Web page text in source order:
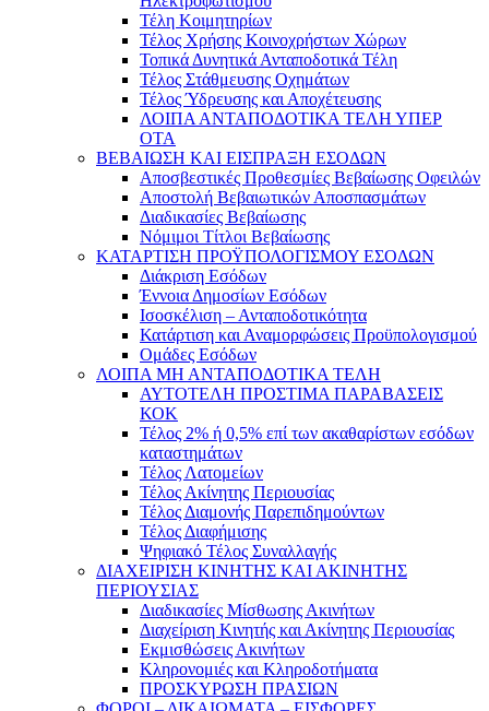
Τέλη Κοιμητηρίων
Τέλος Χρήσης Κοινοχρήστων Χώρων
Τοπικά Δυνητικά Ανταποδοτικά Τέλη
Τέλος Στάθμευσης Οχημάτων
Τέλος Ύδρευσης και Αποχέτευσης
ΛΟΙΠΑ ΑΝΤΑΠΟΔΟΤΙΚΑ ΤΕΛΗ ΥΠΕΡ
ΟΤΑ
ΒΕΒΑΙΩΣΗ ΚΑΙ ΕΙΣΠΡΑΞΗ ΕΣΟΔΩΝ
Αποσβεστικές Προθεσμίες Βεβαίωσης Οφειλών
Αποστολή Βεβαιωτικών Αποσπασμάτων
Διαδικασίες Βεβαίωσης
Νόμιμοι Τίτλοι Βεβαίωσης
ΚΑΤΑΡΤΙΣΗ ΠΡΟΫΠΟΛΟΓΙΣΜΟΥ ΕΣΟΔΩΝ
Διάκριση Εσόδων
Έννοια Δημοσίων Εσόδων
Ισοσκέλιση – Ανταποδοτικότητα
Κατάρτιση και Αναμορφώσεις Προϋπολογισμού
Ομάδες Εσόδων
ΛΟΙΠΑ ΜΗ ΑΝΤΑΠΟΔΟΤΙΚΑ ΤΕΛΗ
ΑΥΤΟΤΕΛΗ ΠΡΟΣΤΙΜΑ ΠΑΡΑΒΑΣΕΙΣ
ΚΟΚ
Τέλος 2% ή 0,5% επί των ακαθαρίστων εσόδων
καταστημάτων
Τέλος Λατομείων
Τέλος Ακίνητης Περιουσίας
Τέλος Διαμονής Παρεπιδημούντων
Τέλος Διαφήμισης
Ψηφιακό Τέλος Συναλλαγής
ΔΙΑΧΕΙΡΙΣΗ ΚΙΝΗΤΗΣ ΚΑΙ ΑΚΙΝΗΤΗΣ
ΠΕΡΙΟΥΣΙΑΣ
Διαδικασίες Μίσθωσης Ακινήτων
Διαχείριση Κινητής και Ακίνητης Περιουσίας
Εκμισθώσεις Ακινήτων
Κληρονομιές και Κληροδοτήματα
ΠΡΟΣΚΥΡΩΣΗ ΠΡΑΣΙΩΝ